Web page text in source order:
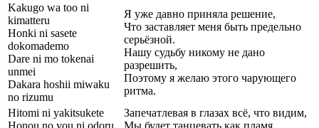
Kakugo wa too ni
kimatteru
Honki ni sasete
dokomademo
Dare ni mo tokenai
unmei
Dakara hoshii miwaku
no rizumu
Я уже давно приняла решение,
Что заставляет меня быть предельно
серьёзной.
Нашу судьбу никому не дано
разрешить,
Поэтому я желаю этого чарующего
ритма.
Hitomi ni yakitsukete
Honou no you ni odoru
Запечатлевая в глазах всё, что видим,
Мы будет танцевать как пламя.